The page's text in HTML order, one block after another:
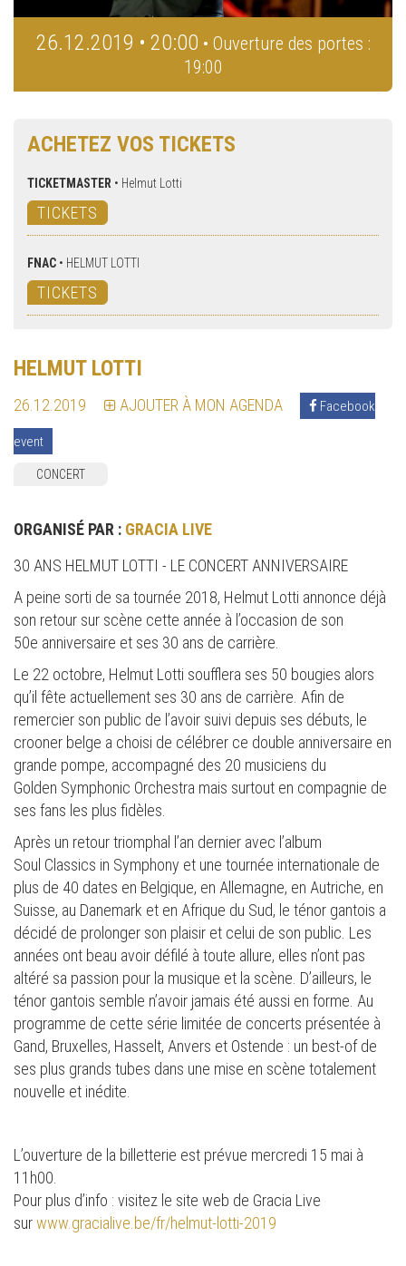
26.12.2019 • 20:00 • Ouverture des portes :
19:00
ACHETEZ VOS TICKETS
TICKETMASTER • Helmut Lotti
TICKETS
FNAC • HELMUT LOTTI
TICKETS
HELMUT LOTTI
26.12.2019 AJOUTER À MON AGENDA Facebook
event
CONCERT
ORGANISÉ PAR : GRACIA LIVE
30 ANS HELMUT LOTTI - LE CONCERT ANNIVERSAIRE
A peine sorti de sa tournée 2018, Helmut Lotti annonce déjà
son retour sur scène cette année à l’occasion de son
50e anniversaire et ses 30 ans de carrière.
Le 22 octobre, Helmut Lotti soufflera ses 50 bougies alors
qu’il fête actuellement ses 30 ans de carrière. Afin de
remercier son public de l’avoir suivi depuis ses débuts, le
crooner belge a choisi de célébrer ce double anniversaire en
grande pompe, accompagné des 20 musiciens du
Golden Symphonic Orchestra mais surtout en compagnie de
ses fans les plus fidèles.
Après un retour triomphal l’an dernier avec l’album
Soul Classics in Symphony et une tournée internationale de
plus de 40 dates en Belgique, en Allemagne, en Autriche, en
Suisse, au Danemark et en Afrique du Sud, le ténor gantois a
décidé de prolonger son plaisir et celui de son public. Les
années ont beau avoir défilé à toute allure, elles n’ont pas
altéré sa passion pour la musique et la scène. D’ailleurs, le
ténor gantois semble n’avoir jamais été aussi en forme. Au
programme de cette série limitée de concerts présentée à
Gand, Bruxelles, Hasselt, Anvers et Ostende : un best-of de
ses plus grands tubes dans une mise en scène totalement
nouvelle et inédite.
L’ouverture de la billetterie est prévue mercredi 15 mai à
11h00.
Pour plus d’info : visitez le site web de Gracia Live
surwww.gracialive.be/fr/helmut-lotti-2019